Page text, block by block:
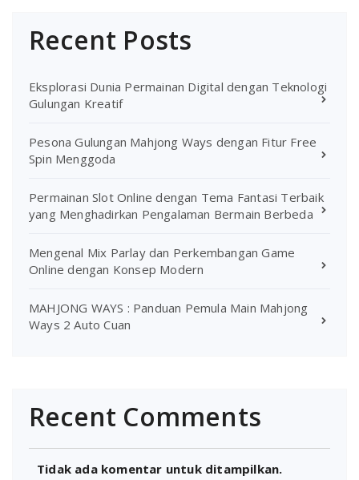
Recent Posts
Eksplorasi Dunia Permainan Digital dengan Teknologi
Gulungan Kreatif
Pesona Gulungan Mahjong Ways dengan Fitur Free
Spin Menggoda
Permainan Slot Online dengan Tema Fantasi Terbaik
yang Menghadirkan Pengalaman Bermain Berbeda
Mengenal Mix Parlay dan Perkembangan Game
Online dengan Konsep Modern
MAHJONG WAYS : Panduan Pemula Main Mahjong
Ways 2 Auto Cuan
Recent Comments
Tidak ada komentar untuk ditampilkan.